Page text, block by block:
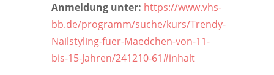
Anmeldung unter: https://www.vhs-
bb.de/programm/suche/kurs/Trendy-
Nailstyling-fuer-Maedchen-von-11-
bis-15-Jahren/241210-61#inhalt